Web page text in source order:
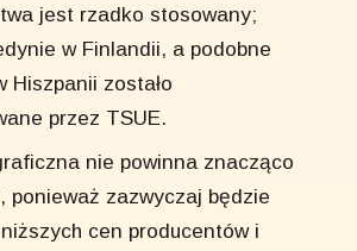
jest rzadko stosowany;
w Finlandii, a podobne
Hiszpanii zostało
przez TSUE.
nie powinna znacząco
ponieważ zazwyczaj będzie
cen producentów i